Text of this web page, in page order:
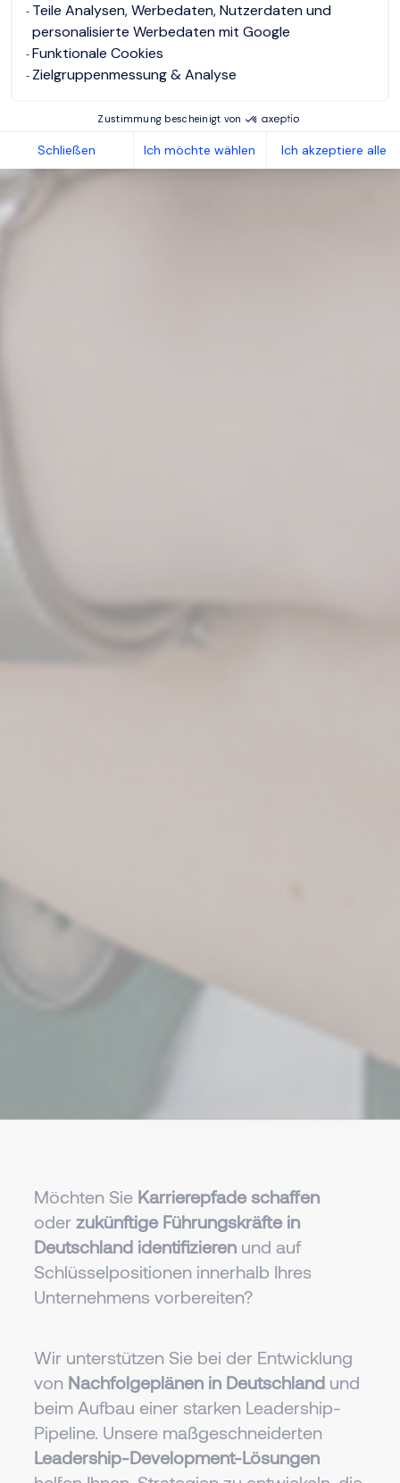
Teile Analysen, Werbedaten, Nutzerdaten und
personalisierte Werbedaten mit Google
Funktionale Cookies
Zielgruppenmessung & Analyse
Zustimmung bescheinigt von
Schließen Ich möchte wählen Ich akzeptiere alle
Möchten Sie Karrierepfade schaffen
oder zukünftige Führungskräfte in
Deutschland identifizieren und auf
Schlüsselpositionen innerhalb Ihres
Unternehmens vorbereiten?
Wir unterstützen Sie bei der Entwicklung
von Nachfolgeplänen in Deutschland und
beim Aufbau einer starken Leadership-
Pipeline. Unsere maßgeschneiderten
Leadership-Development-Lösungen